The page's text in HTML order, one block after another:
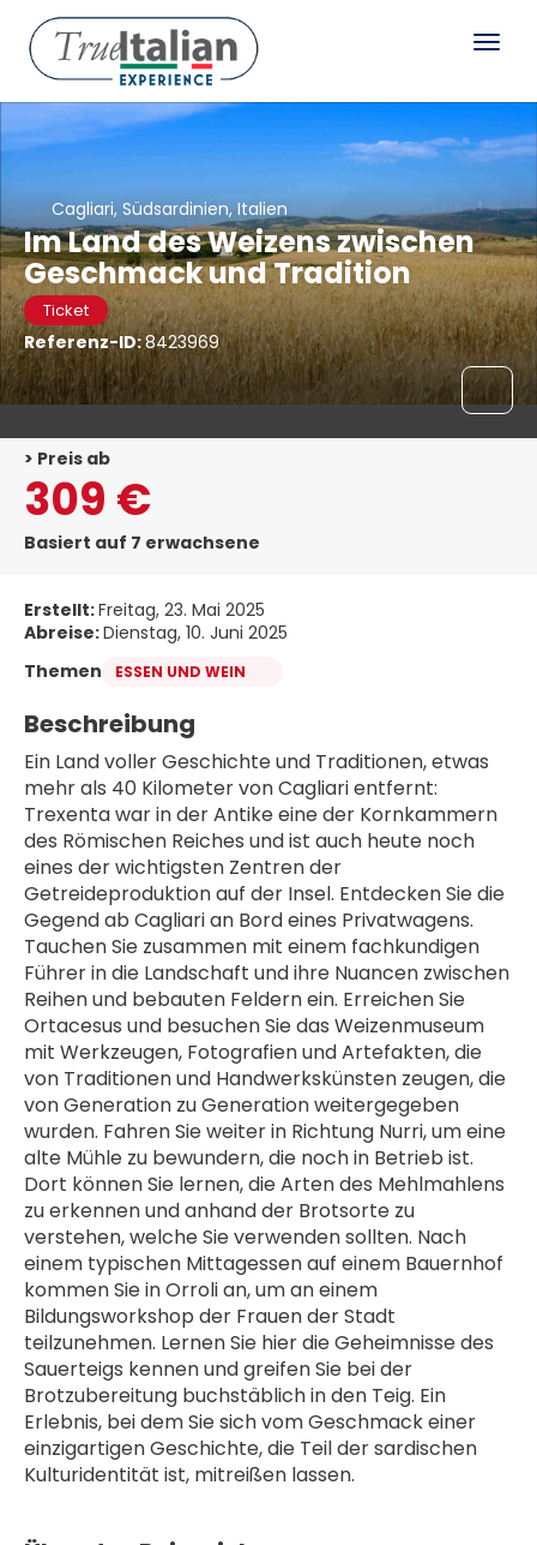
Cagliari, Südsardinien, Italien
Im Land des Weizens zwischen
Geschmack und Tradition
Ticket
Referenz-ID:8423969
> Preis ab
309 €
Basiert auf 7 erwachsene
Erstellt:Freitag, 23. Mai 2025
Abreise:Dienstag, 10. Juni 2025
Themen
ESSEN UND WEIN
Beschreibung
Ein Land voller Geschichte und Traditionen, etwas
mehr als 40 Kilometer von Cagliari entfernt:
Trexenta war in der Antike eine der Kornkammern
des Römischen Reiches und ist auch heute noch
eines der wichtigsten Zentren der
Getreideproduktion auf der Insel. Entdecken Sie die
Gegend ab Cagliari an Bord eines Privatwagens.
Tauchen Sie zusammen mit einem fachkundigen
Führer in die Landschaft und ihre Nuancen zwischen
Reihen und bebauten Feldern ein. Erreichen Sie
Ortacesus und besuchen Sie das Weizenmuseum
mit Werkzeugen, Fotografien und Artefakten, die
von Traditionen und Handwerkskünsten zeugen, die
von Generation zu Generation weitergegeben
wurden. Fahren Sie weiter in Richtung Nurri, um eine
alte Mühle zu bewundern, die noch in Betrieb ist.
Dort können Sie lernen, die Arten des Mehlmahlens
zu erkennen und anhand der Brotsorte zu
verstehen, welche Sie verwenden sollten. Nach
einem typischen Mittagessen auf einem Bauernhof
kommen Sie in Orroli an, um an einem
Bildungsworkshop der Frauen der Stadt
teilzunehmen. Lernen Sie hier die Geheimnisse des
Sauerteigs kennen und greifen Sie bei der
Brotzubereitung buchstäblich in den Teig. Ein
Erlebnis, bei dem Sie sich vom Geschmack einer
einzigartigen Geschichte, die Teil der sardischen
Kulturidentität ist, mitreißen lassen.